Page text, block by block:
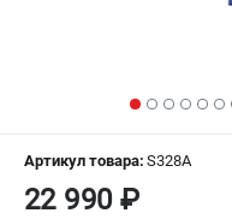
СЕРВИС
Артикул товара: S328A
22 990 ₽